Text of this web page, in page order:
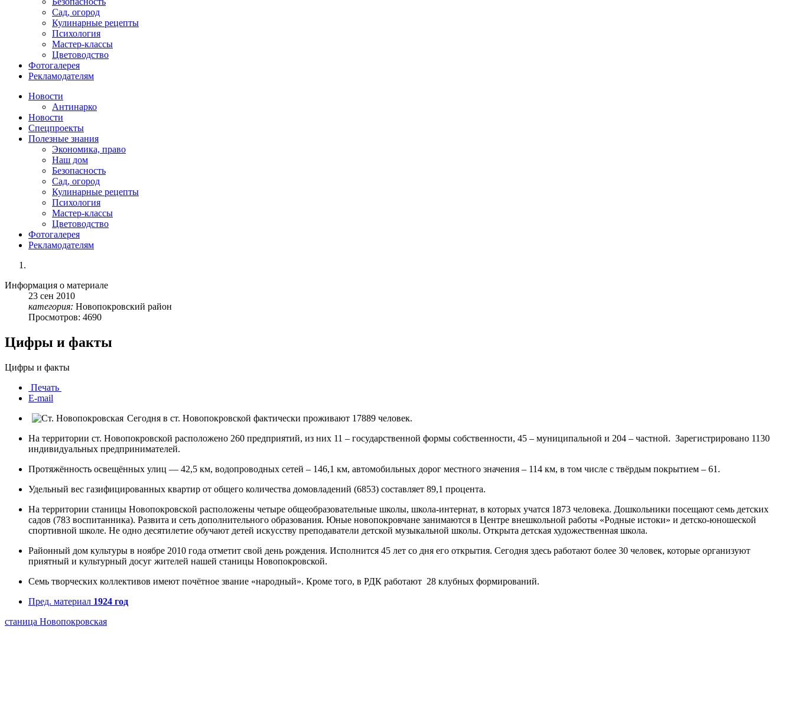
Сад, огород
Кулинарные рецепты
Психология
Мастер-классы
Цветоводство
Фотогалерея
Рекламодателям
Новости
Антинарко
Новости
Спецпроекты
Полезные знания
Экономика, право
Наш дом
Безопасность
Сад, огород
Кулинарные рецепты
Психология
Мастер-классы
Цветоводство
Фотогалерея
Рекламодателям
Информация о материале
23 сен 2010
категория: Новопокровский район
Просмотров: 4690
Цифры и факты
Цифры и факты
Печать
E-mail
Сегодня в ст. Новопокровской фактически проживают 17889 человек.
На территории ст. Новопокровской расположено 260 предприятий, из них 11 – государственной формы собственности, 45 – муниципальной и 204 – частной. Зарегистрировано 1130
индивидуальных предпринимателей.
Протяжённость освещённых улиц — 42,5 км, водопроводных сетей – 146,1 км, автомобильных дорог местного значения – 114 км, в том числе с твёрдым покрытием – 61.
Удельный вес газифицированных квартир от общего количества домовладений (6853) составляет 89,1 процента.
На территории станицы Новопокровской расположены четыре общеобразовательные школы, школа-интернат, в которых учатся 1873 человека. Дошкольники посещают семь детских
садов (783 воспитанника). Развита и сеть дополнительного образования. Юные новопокровчане занимаются в Центре внешкольной работы «Родные истоки» и детско-юношеской
спортивной школе. Не одно десятилетие обучают детей искусству преподаватели детской музыкальной школы. Открыта детская художественная школа.
Районный дом культуры в ноябре 2010 года отметит свой день рождения. Исполнится 45 лет со дня его открытия. Сегодня здесь работают более 30 человек, которые организуют
приятный и культурный досуг жителей нашей станицы Новопокровской.
Семь творческих коллективов имеют почётное звание «народный». Кроме того, в РДК работают 28 клубных формирований.
Пред. материал 1924 год
станица Новопокровская